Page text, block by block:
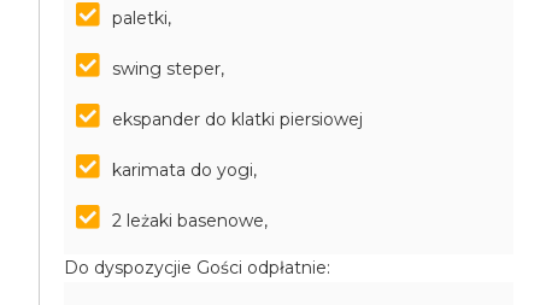
paletki,
swing steper,
ekspander do klatki piersiowej
karimata do yogi,
2 leżaki basenowe,
Do dyspozycjie Gości odpłatnie: